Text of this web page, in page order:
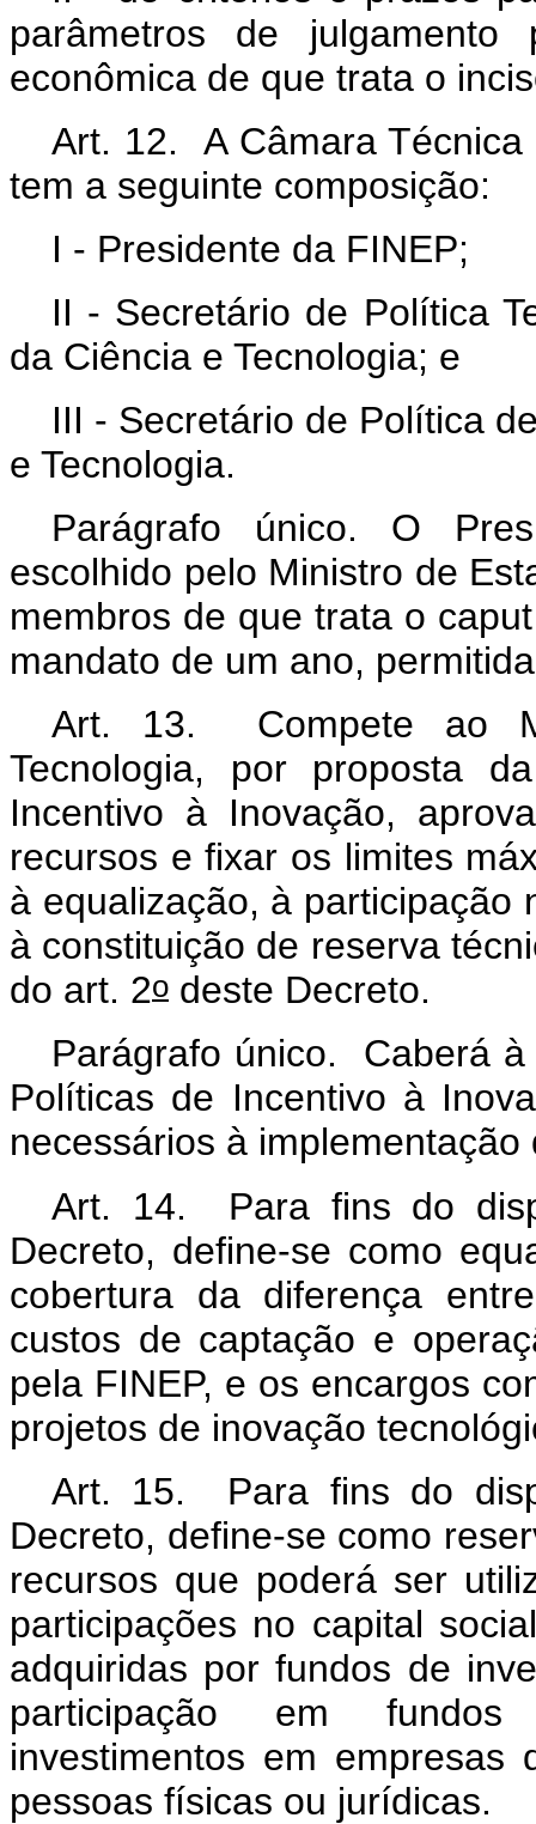
parâmetros de
econômica de que trata o
Art. 12. A Câmara
tem a seguinte composição:
I - Presidente da FINEP;
II - Secretário de Política
da Ciência e Tecnologia; e
III - Secretário de Política
e Tecnologia.
Parágrafo único. O
escolhido pelo Ministro de
membros de que trata o caput
mandato de um ano,
Art. 13. Compete ao
Tecnologia, por proposta
Incentivo à Inovação,
recursos e fixar os limites
à equalização, à participação
à constituição de reserva
do art. 2o deste Decreto.
Parágrafo único. Caberá
Políticas de Incentivo à
necessários à
Art. 14. Para fins do
Decreto, define-se como
cobertura da diferença
custos de captação e
pela FINEP, e os encargos
projetos de inovação
Art. 15. Para fins do
Decreto, define-se como
recursos que poderá ser
participações no capital
adquiridas por fundos de
participação em fundos
investimentos em empresas
pessoas físicas ou jurídicas.